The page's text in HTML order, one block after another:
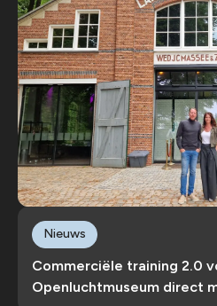
Commerciële training 2.0
Openluchtmuseum direct
Nieuws